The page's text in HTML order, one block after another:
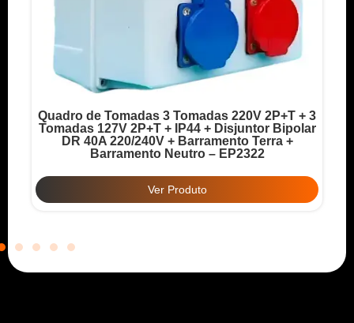
Quadro de Tomadas 3 Tomadas 220V 2P+T + 3
Tomadas 127V 2P+T + IP44 + Disjuntor Bipolar
DR 40A 220/240V + Barramento Terra +
Barramento Neutro – EP2322
Ver Produto